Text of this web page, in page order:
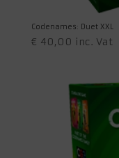
Codenames: Duet XXL
€ 40,00 inc. Vat